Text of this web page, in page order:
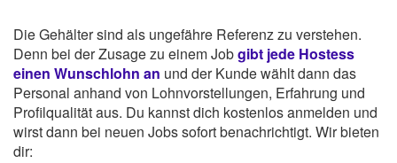
Die Gehälter sind als ungefähre Referenz zu verstehen.
Denn bei der Zusage zu einem Jobgibt jede Hostess
einen Wunschlohn an und der Kunde wählt dann das
Personal anhand von Lohnvorstellungen, Erfahrung und
Profilqualität aus. Du kannst dich kostenlos anmelden und
wirst dann bei neuen Jobs sofort benachrichtigt. Wir bieten
dir: